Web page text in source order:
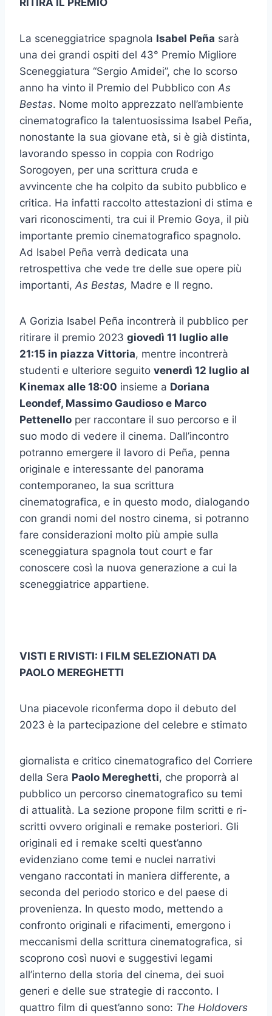
La sceneggiatrice spagnola Isabel Peña sarà
una dei grandi ospiti del 43° Premio Migliore
Sceneggiatura “Sergio Amidei”, che lo scorso
anno ha vinto il Premio del Pubblico con As
Bestas. Nome molto apprezzato nell’ambiente
cinematografico la talentuosissima Isabel Peña,
nonostante la sua giovane età, si è già distinta,
lavorando spesso in coppia con Rodrigo
Sorogoyen, per una scrittura cruda e
avvincente che ha colpito da subito pubblico e
critica. Ha infatti raccolto attestazioni di stima e
vari riconoscimenti, tra cui il Premio Goya, il più
importante premio cinematografico spagnolo.
Ad Isabel Peña verrà dedicata una
retrospettiva che vede tre delle sue opere più
importanti, As Bestas, Madre e Il regno.
A Gorizia Isabel Peña incontrerà il pubblico per
ritirare il premio 2023 giovedì 11 luglio alle
21:15 in piazza Vittoria, mentre incontrerà
studenti e ulteriore seguito venerdì 12 luglio al
Kinemax alle 18:00 insieme a Doriana
Leondef, Massimo Gaudioso e Marco
Pettenello per raccontare il suo percorso e il
suo modo di vedere il cinema. Dall’incontro
potranno emergere il lavoro di Peña, penna
originale e interessante del panorama
contemporaneo, la sua scrittura
cinematografica, e in questo modo, dialogando
con grandi nomi del nostro cinema, si potranno
fare considerazioni molto più ampie sulla
sceneggiatura spagnola tout court e far
conoscere così la nuova generazione a cui la
sceneggiatrice appartiene.
VISTI E RIVISTI: I FILM SELEZIONATI DA
PAOLO MEREGHETTI
Una piacevole riconferma dopo il debuto del
2023 è la partecipazione del celebre e stimato
giornalista e critico cinematografico del Corriere
della Sera Paolo Mereghetti, che proporrà al
pubblico un percorso cinematografico su temi
di attualità. La sezione propone film scritti e ri-
scritti ovvero originali e remake posteriori. Gli
originali ed i remake scelti quest’anno
evidenziano come temi e nuclei narrativi
vengano raccontati in maniera differente, a
seconda del periodo storico e del paese di
provenienza. In questo modo, mettendo a
confronto originali e rifacimenti, emergono i
meccanismi della scrittura cinematografica, si
scoprono così nuovi e suggestivi legami
all’interno della storia del cinema, dei suoi
generi e delle sue strategie di racconto. I
quattro film di quest’anno sono: The Holdovers